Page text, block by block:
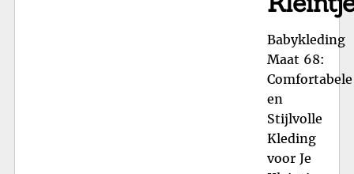
Babykleding
Maat 68:
Comfortabele
en
Stijlvolle
Kleding
voor Je